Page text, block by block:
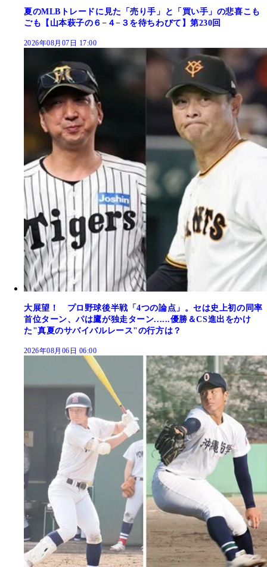
夏のMLBトレードに見た「売り手」と「買い手」の悲喜こも
ごも【山本萩子の６−４−３を待ちわびて】第230回
2026年08月07日 17:00
大展望！ プロ野球後半戦「4つの論点」。セは史上初の同率
首位ターン、パは鷹が独走ターン......優勝＆CS進出をかけ
た"真夏のサバイバルレース"の行方は？
2026年08月06日 06:00